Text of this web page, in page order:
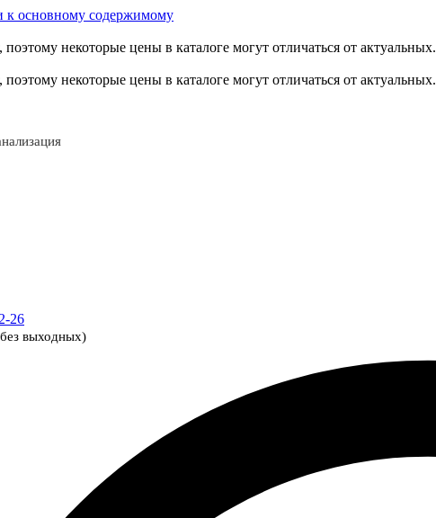
к основному содержимому
некоторые цены в каталоге могут отличаться от актуальных.
некоторые цены в каталоге могут отличаться от актуальных.
26
выходных)